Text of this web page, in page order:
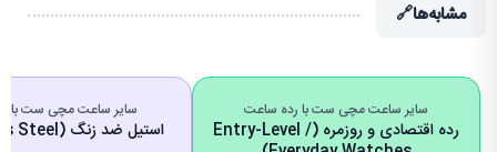
مشابه‌ها🔗
سایر ساعت مچی ست با رده ساعت
رده اقتصادی و روزمره (Entry-Level /
سایر ساعت مچی ست با
استیل ضد زنگ (Stainless Steel)